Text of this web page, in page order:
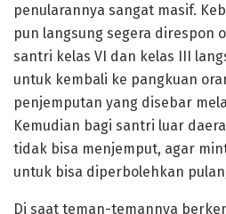
penularannya sangat masif.
pun langsung segera direspon
santri kelas VI dan kelas III
untuk kembali ke pangkuan
penjemputan yang disebar
Kemudian bagi santri luar
tidak bisa menjemput, agar
untuk bisa diperbolehkan
Di saat teman-temannya